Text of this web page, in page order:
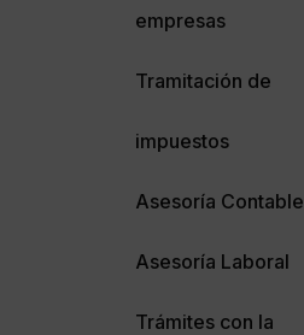
empresas
Tramitación de
impuestos
Asesoría Contable
Asesoría Laboral
Trámites con la